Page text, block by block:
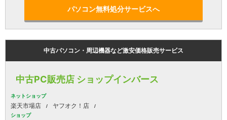
パソコン無料処分サービスへ
中古パソコン・周辺機器など激安価格販売サービス
中古PC販売店 ショップインバース
ネットショップ
楽天市場店 ヤフオク！店
ショップ